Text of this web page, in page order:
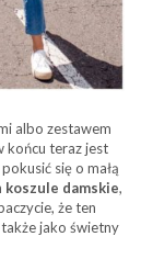
albo zestawem
końcu teraz jest
się o małą
koszule damskie,
że ten
jako świetny